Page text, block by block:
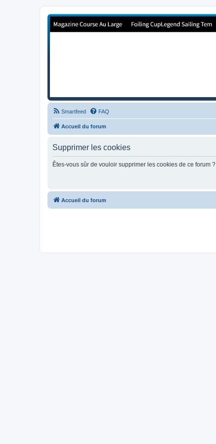
Forum de Cup In Europe
Smartfeed FAQ
Accueil du forum
Supprimer les cookies
Êtes-vous sûr de vouloir supprimer les cookies de ce forum ?
Accueil du forum